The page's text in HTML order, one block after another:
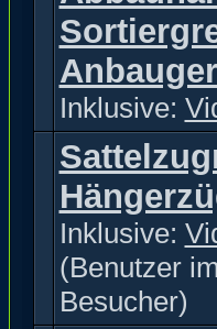
Inklusive:
Inklusive:
(Benutzer
Besucher)